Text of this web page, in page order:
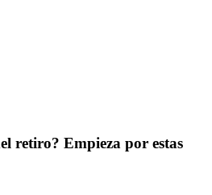
retiro? Empieza por estas